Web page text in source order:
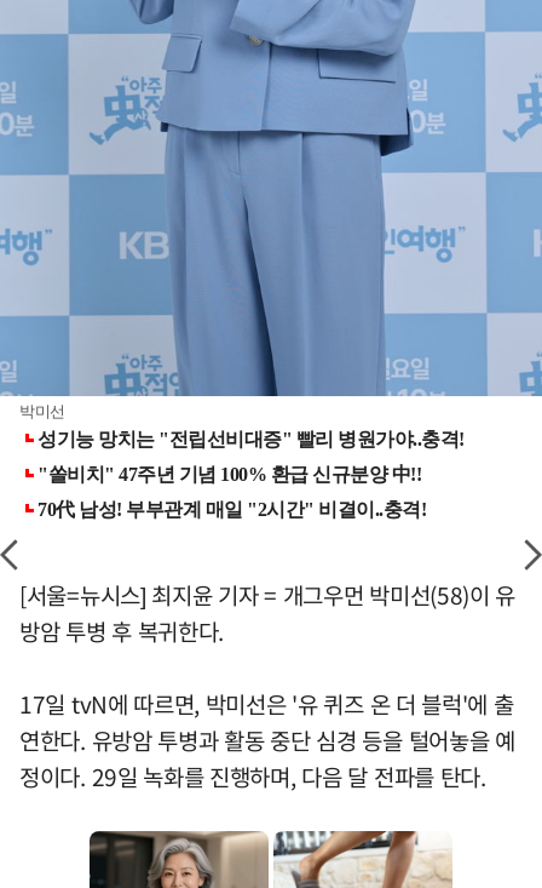
박미선
[서울=뉴시스] 최지윤 기자 = 개그우먼 박미선(58)이 유
방암 투병 후 복귀한다.
17일 tvN에 따르면, 박미선은 '유 퀴즈 온 더 블럭'에 출
연한다. 유방암 투병과 활동 중단 심경 등을 털어놓을 예
정이다. 29일 녹화를 진행하며, 다음 달 전파를 탄다.